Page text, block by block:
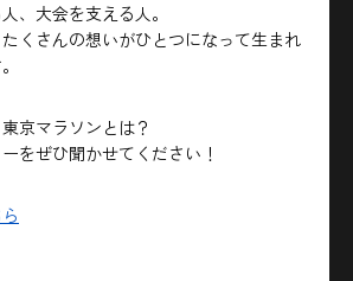
、大会を支える人。
くさんの想いがひとつになって生まれ
京マラソンとは？
をぜひ聞かせてください！